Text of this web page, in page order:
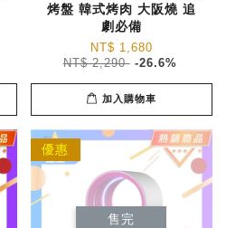
烤盤 韓式烤肉 大阪燒 追
劇必備
NT$ 1,680
NT$ 2,290 -26.6%
加入購物車
優惠
售完